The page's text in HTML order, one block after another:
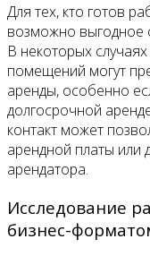
Для тех, кто готов
возможно выгодное
В некоторых
помещений могут
аренды, особенно
долгосрочной
контакт может
арендной платы или
арендатора.
Исследование
бизнес-